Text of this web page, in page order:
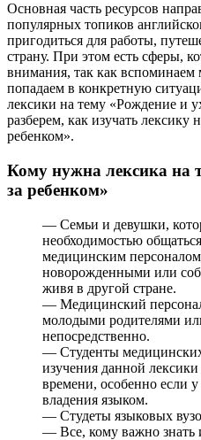
Основная часть ресурсов
популярных топиков
пригодиться для работы,
страну. При этом есть сферы,
внимания, так как вспоминаем
попадаем в конкретную
лексики на тему «Рождение и
разберем, как изучать лексику
ребенком».
Кому нужна лексика на
за ребенком»
— Семьи и девушки,
необходимостью
медицинским
новорожденными или
живя в другой стране.
— Медицинский
молодыми родителями
непосредственно.
— Студенты
изучения данной
времени, особенно если
владения языком.
— Студеты языковых
— Все, кому важно знать